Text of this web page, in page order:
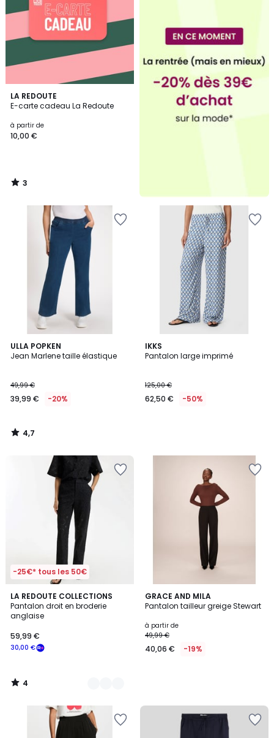
LA REDOUTE
E-carte cadeau La Redoute
à partir de
10,00 €
3
/
3
/
ULLA POPKEN
Jean Marlene taille élastique
49,99 €
39,99 € -20%
4,7
/ 5
4,7
/
IKKS
Pantalon large imprimé
125,00 €
62,50 € -50%
-25€* tous les 50€
LA REDOUTE COLLECTIONS
Pantalon droit en broderie
anglaise
30,00 €
59,99 €
4
/
5
2
Couleurs
4
/
GRACE AND MILA
Pantalon tailleur greige Stewart
à partir de
49,99 €
40,06 € -19%